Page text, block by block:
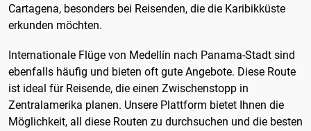
Cartagena, besonders bei Reisenden, die die Karibikküste
erkunden möchten.
Internationale Flüge von Medellín nach Panama-Stadt sind
ebenfalls häufig und bieten oft gute Angebote. Diese Route
ist ideal für Reisende, die einen Zwischenstopp in
Zentralamerika planen. Unsere Plattform bietet Ihnen die
Möglichkeit, all diese Routen zu durchsuchen und die besten